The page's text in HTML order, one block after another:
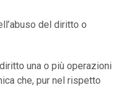
del diritto o
una o più operazioni
che, pur nel rispetto